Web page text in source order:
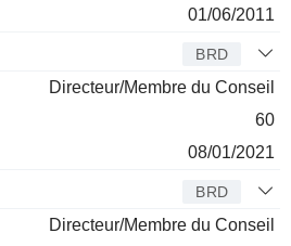
01/06/2011
BRD
Directeur/Membre du Conseil
60
08/01/2021
BRD
Directeur/Membre du Conseil